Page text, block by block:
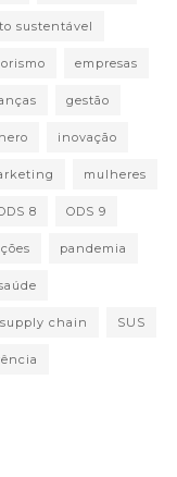
sustentável
empresas
gestão
inovação
mulheres
8 ODS 9
pandemia
supply chain SUS